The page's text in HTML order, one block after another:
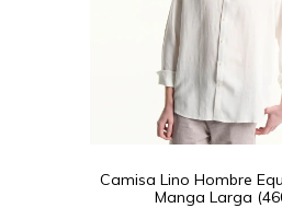
Camisa Lino Hombre
Manga Larga